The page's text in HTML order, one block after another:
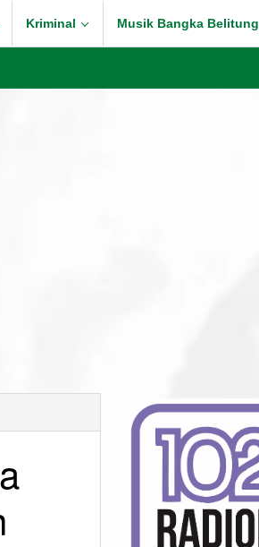
Kriminal Musik Bangka Belitung